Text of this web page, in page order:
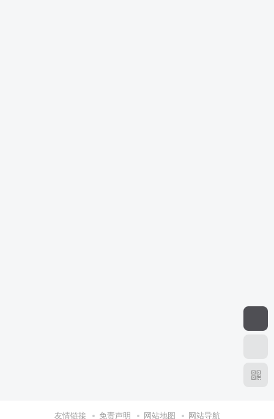
友情链接 免责声明 网站地图 网站导航